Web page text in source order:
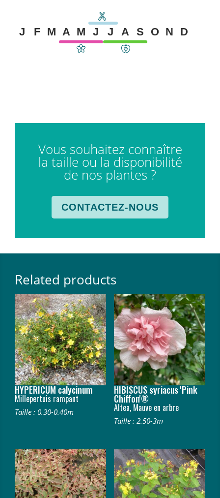
J F M A M J J A S O N D
Vous souhaitez connaître
la taille ou la disponibilité
de nos plantes ?
CONTACTEZ-NOUS
Related products
HYPERICUM calycinum
Millepertuis rampant
Taille : 0.30-0.40m
HIBISCUS syriacus 'Pink
Chiffon'®
Altea, Mauve en arbre
Taille : 2.50-3m